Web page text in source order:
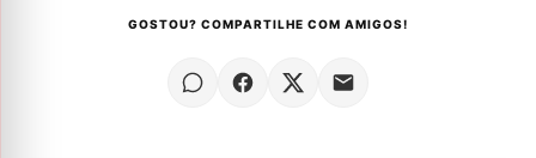
GOSTOU? COMPARTILHE COM AMIGOS!